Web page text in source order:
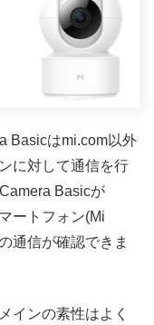
Basicはmi.com以外
に対して通信を行
Basicが
ートフォン(Mi
通信が確認できま
インの素性はよく